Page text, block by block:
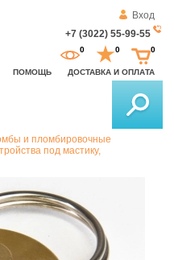
Вход
+7 (3022) 55-99-55
ПОМОЩЬ ДОСТАВКА И ОПЛАТА
0 0 0
и пломбировочные
под мастику,